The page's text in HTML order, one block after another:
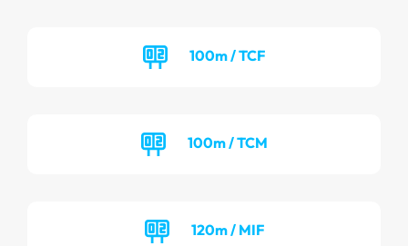
100m / TCF
100m / TCM
120m / MIF